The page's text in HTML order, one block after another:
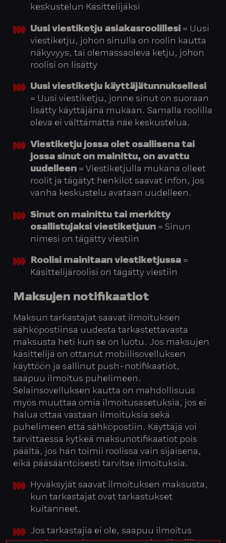
keskustelun Käsittelijäksi
Uusi viestiketju asiakasroolillesi= Uusi
viestiketju, johon sinulla on roolin kautta
näkyvyys, tai olemassaoleva ketju, johon
roolisi on lisätty
Uusi viestiketju käyttäjätunnuksellesi
= Uusi viestiketju, jonne sinut on suoraan
lisätty käyttäjänä mukaan. Samalla roolilla
oleva ei välttämättä näe keskustelua.
Viestiketju jossa olet osallisena tai
jossa sinut on mainittu, on avattu
uudelleen= Viestiketjulla mukana olleet
roolit ja tägätyt henkilöt saavat infon, jos
vanha keskustelu avataan uudelleen.
Sinut on mainittu tai merkitty
osallistujaksi viestiketjuun= Sinun
nimesi on tägätty viestiin
Roolisi mainitaan viestiketjussa=
Käsittelijäroolisi on tägätty viestiin
Maksujen notifikaatiot
Maksun tarkastajat saavat ilmoituksen
sähköpostiinsa uudesta tarkastettavasta
maksusta heti kun se on luotu. Jos maksujen
käsittelijä on ottanut mobiilisovelluksen
käyttöön ja sallinut push-notifikaatiot,
saapuu ilmoitus puhelimeen.
Selainsovelluksen kautta on mahdollisuus
myös muuttaa omia ilmoitusasetuksia, jos ei
halua ottaa vastaan ilmoituksia sekä
puhelimeen että sähköpostiin. Käyttäjä voi
tarvittaessa kytkeä maksunotifikaatiot pois
päältä, jos hän toimii roolissa vain sijaisena,
eikä pääsääntöisesti tarvitse ilmoituksia.
Hyväksyjät saavat ilmoituksen maksusta,
kun tarkastajat ovat tarkastukset
kuitanneet.
Jos tarkastajia ei ole, saapuu ilmoitus